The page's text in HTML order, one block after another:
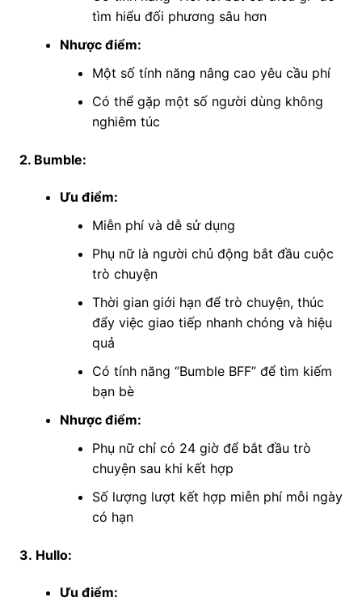
tìm hiểu đối phương sâu hơn
Nhược điểm:
Một số tính năng nâng cao yêu cầu phí
Có thể gặp một số người dùng không
nghiêm túc
2. Bumble:
Ưu điểm:
Miễn phí và dễ sử dụng
Phụ nữ là người chủ động bắt đầu cuộc
trò chuyện
Thời gian giới hạn để trò chuyện, thúc
đẩy việc giao tiếp nhanh chóng và hiệu
quả
Có tính năng “Bumble BFF” để tìm kiếm
bạn bè
Nhược điểm:
Phụ nữ chỉ có 24 giờ để bắt đầu trò
chuyện sau khi kết hợp
Số lượng lượt kết hợp miễn phí mỗi ngày
có hạn
3. Hullo:
Ưu điểm: